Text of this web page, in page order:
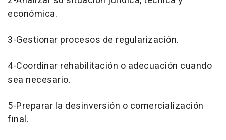
económica.
3-Gestionar procesos de regularización.
4-Coordinar rehabilitación o adecuación cuando
sea necesario.
5-Preparar la desinversión o comercialización
final.